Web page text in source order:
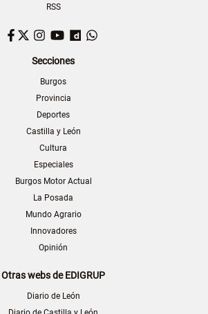
RSS
Facebook
TwitterInstagram
YouTubeDailymotion
Secciones
Burgos
Provincia
Deportes
Castilla y León
Cultura
Especiales
Burgos Motor Actual
La Posada
Mundo Agrario
Innovadores
Opinión
Otras webs de EDIGRUP
Diario de León